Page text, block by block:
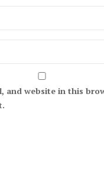
and website in this